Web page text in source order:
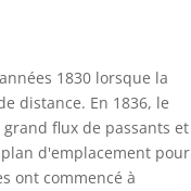
1830 lorsque la
distance. En 1836, le
flux de passants et
d'emplacement pour
ont commencé à